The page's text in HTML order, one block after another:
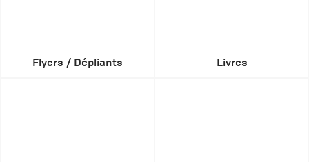
Flyers / Dépliants Livres